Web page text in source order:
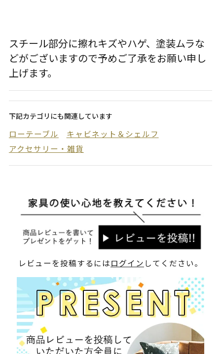
スチール部分に擦れキズやハゲ、塗装ムラな
どがございますので予めご了承をお願い申し
上げます。
下記カテゴリにも関連しています
ローテーブル
キャビネット＆シェルフ
アクセサリー・雑貨
レビューを投稿するにはログイン してください。